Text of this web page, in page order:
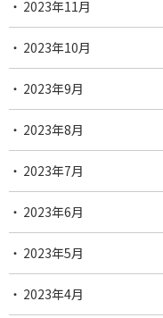
2023年11月
2023年10月
2023年9月
2023年8月
2023年7月
2023年6月
2023年5月
2023年4月